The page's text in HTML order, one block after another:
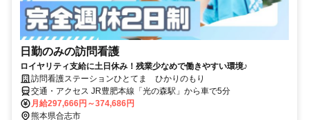
日勤のみの訪問看護
ロイヤリティ支給に土日休み！残業少なめで働きやすい環境♪
訪問看護ステーションひとてま ひかりのもり
交通・アクセス JR豊肥本線「光の森駅」から車で5分
月給297,666円～374,686円
熊本県合志市